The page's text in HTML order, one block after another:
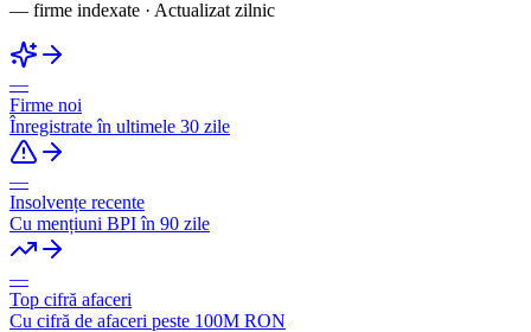
— firme indexate · Actualizat zilnic
—
Firme noi
Înregistrate în ultimele 30 zile
—
Insolvențe recente
Cu mențiuni BPI în 90 zile
—
Top cifră afaceri
Cu cifră de afaceri peste 100M RON